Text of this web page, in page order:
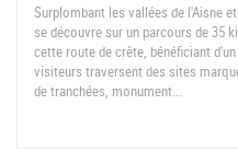
Surplombant les vallées de l'Aisne
se découvre sur un parcours de 35
cette route de crête, bénéficiant
visiteurs traversent des sites
de tranchées, monument...